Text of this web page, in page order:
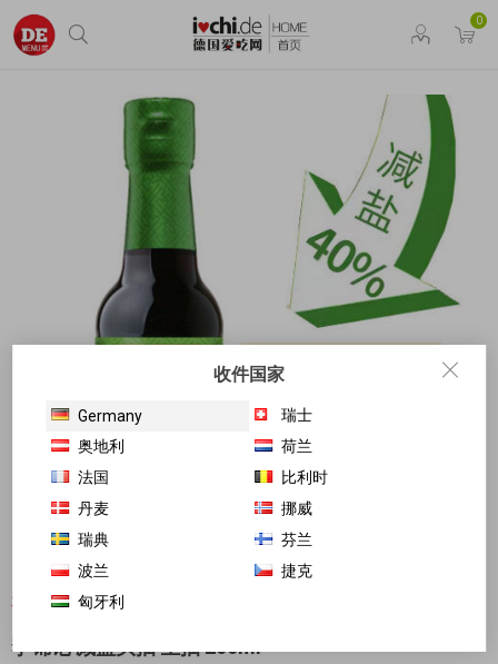
0
对不起-这个产品已经不再提供
李锦记 减盐头抽 生抽 250ml
收件国家
Germany
瑞士
奥地利
荷兰
法国
比利时
丹麦
挪威
瑞典
芬兰
波兰
捷克
匈牙利